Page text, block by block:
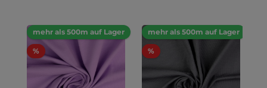
mehr als 500m auf Lager
%
mehr als 500m auf Lager
%